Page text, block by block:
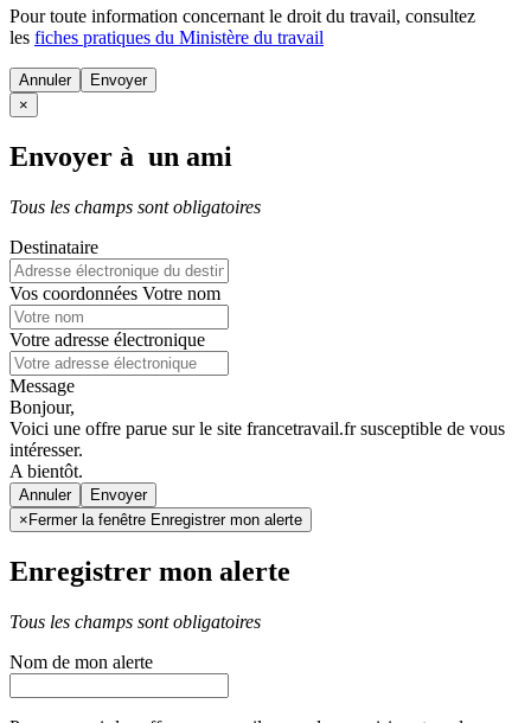
Pour toute information concernant le droit du travail, consultez
les fiches pratiques du Ministère du travail
Annuler
×
Envoyer à un ami
Tous les champs sont obligatoires
Destinataire
Vos coordonnées Votre nom
Votre adresse électronique
Message
Bonjour,
Voici une offre parue sur le site francetravail.fr susceptible de vous
intéresser.
A bientôt.
Annuler
× Fermer la fenêtre Enregistrer mon alerte
Enregistrer mon alerte
Tous les champs sont obligatoires
Nom de mon alerte